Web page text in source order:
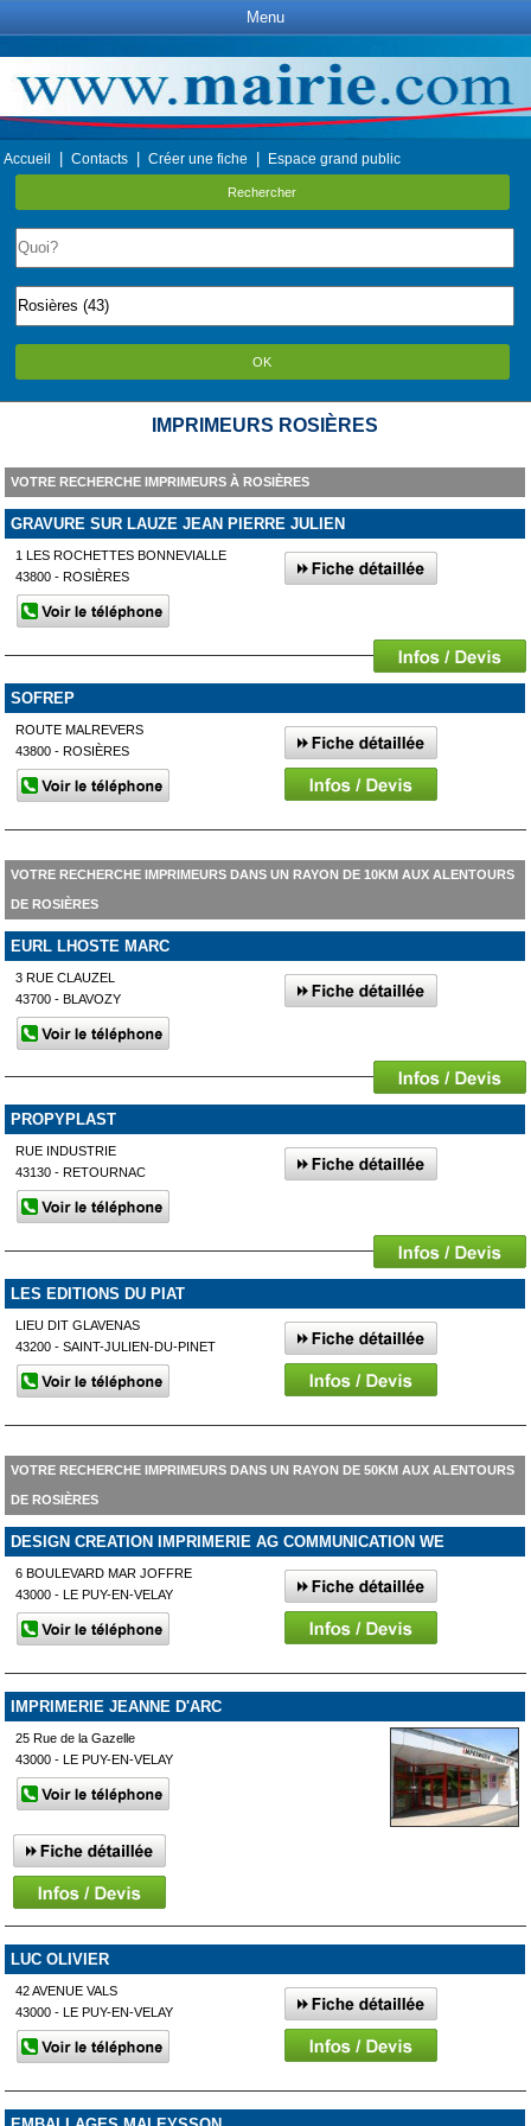
Menu
Accueil Contacts Créer une fiche Espace grand public
Rechercher
OK
IMPRIMEURS ROSIÈRES
VOTRE RECHERCHE IMPRIMEURS À ROSIÈRES
GRAVURE SUR LAUZE JEAN PIERRE JULIEN
1 LES ROCHETTES BONNEVIALLE
43800 - ROSIÈRES
SOFREP
ROUTE MALREVERS
43800 - ROSIÈRES
VOTRE RECHERCHE IMPRIMEURS DANS UN RAYON DE 10KM AUX ALENTOURS
DE ROSIÈRES
EURL LHOSTE MARC
3 RUE CLAUZEL
43700 - BLAVOZY
PROPYPLAST
RUE INDUSTRIE
43130 - RETOURNAC
LES EDITIONS DU PIAT
LIEU DIT GLAVENAS
43200 - SAINT-JULIEN-DU-PINET
VOTRE RECHERCHE IMPRIMEURS DANS UN RAYON DE 50KM AUX ALENTOURS
DE ROSIÈRES
DESIGN CREATION IMPRIMERIE AG COMMUNICATION WE
6 BOULEVARD MAR JOFFRE
43000 - LE PUY-EN-VELAY
IMPRIMERIE JEANNE D'ARC
25 Rue de la Gazelle
43000 - LE PUY-EN-VELAY
LUC OLIVIER
42 AVENUE VALS
43000 - LE PUY-EN-VELAY